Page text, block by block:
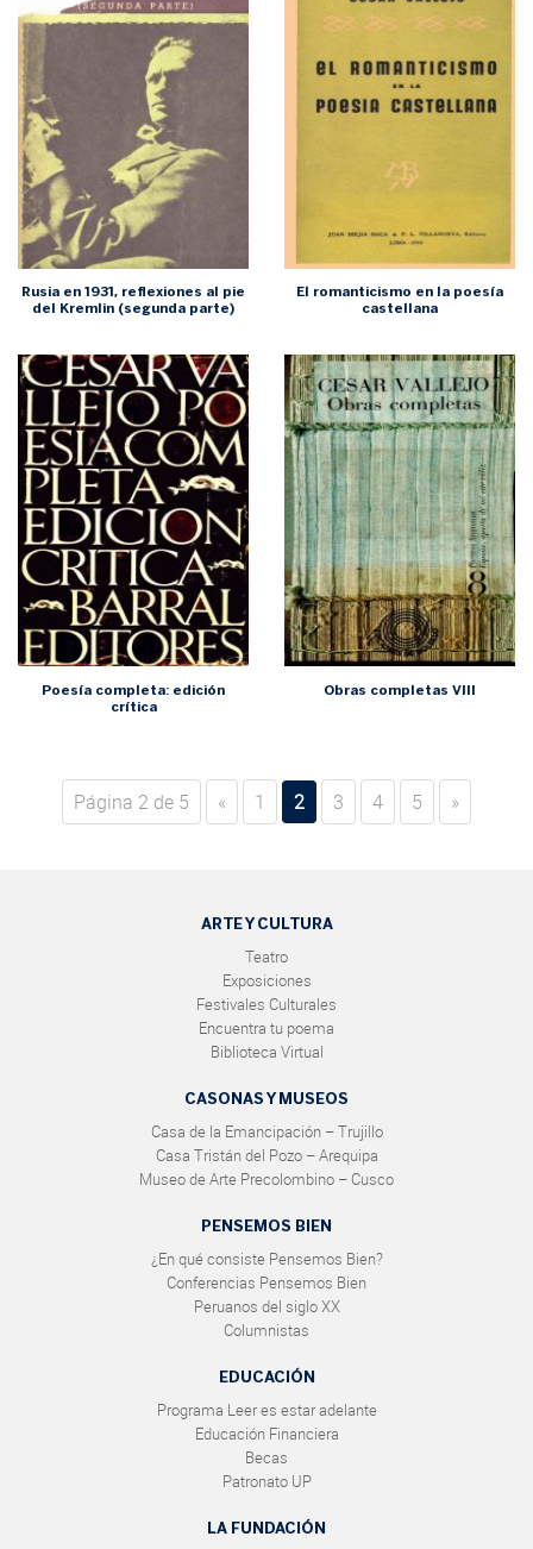
Rusia en 1931, reflexiones al pie
del Kremlin (segunda parte)
El romanticismo en la poesía
castellana
Poesía completa: edición
crítica
Obras completas VIII
Página 2 de 5 « 1 2 3 4 5 »
ARTE Y CULTURA
Teatro
Exposiciones
Festivales Culturales
Encuentra tu poema
Biblioteca Virtual
CASONAS Y MUSEOS
Casa de la Emancipación – Trujillo
Casa Tristán del Pozo – Arequipa
Museo de Arte Precolombino – Cusco
PENSEMOS BIEN
¿En qué consiste Pensemos Bien?
Conferencias Pensemos Bien
Peruanos del siglo XX
Columnistas
EDUCACIÓN
Programa Leer es estar adelante
Educación Financiera
Becas
Patronato UP
LA FUNDACIÓN